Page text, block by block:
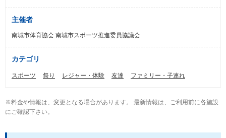
主催者
南城市体育協会 南城市スポーツ推進委員協議会
カテゴリ
スポーツ 祭り レジャー・体験 友達 ファミリー・子連れ
※料金や情報は、変更となる場合があります。 最新情報は、ご利用前に各施設
にご確認下さい。